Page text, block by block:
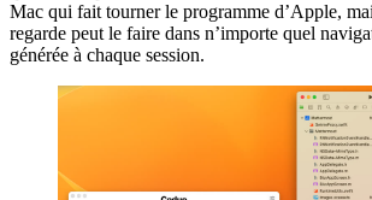
Mac qui fait tourner le programme d’Apple,
regarde peut le faire dans n’importe quel
générée à chaque session.